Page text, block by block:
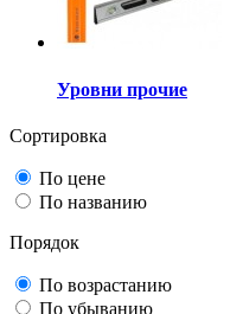
Уровни прочие
Сортировка
По цене
По названию
Порядок
По возрастанию
По убыванию